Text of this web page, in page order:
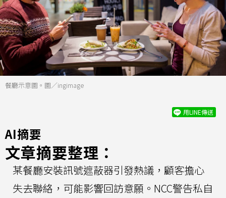
餐廳示意圖。圖／ingimage
用LINE傳送
AI摘要
文章摘要整理：
某餐廳安裝訊號遮蔽器引發熱議，顧客擔心
失去聯絡，可能影響回訪意願。NCC警告私自